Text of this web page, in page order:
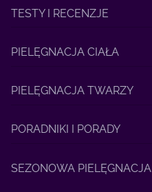
TESTY I RECENZJE
PIELĘGNACJA CIAŁA
PIELĘGNACJA TWARZY
PORADNIKI I PORADY
SEZONOWA PIELĘGNACJA